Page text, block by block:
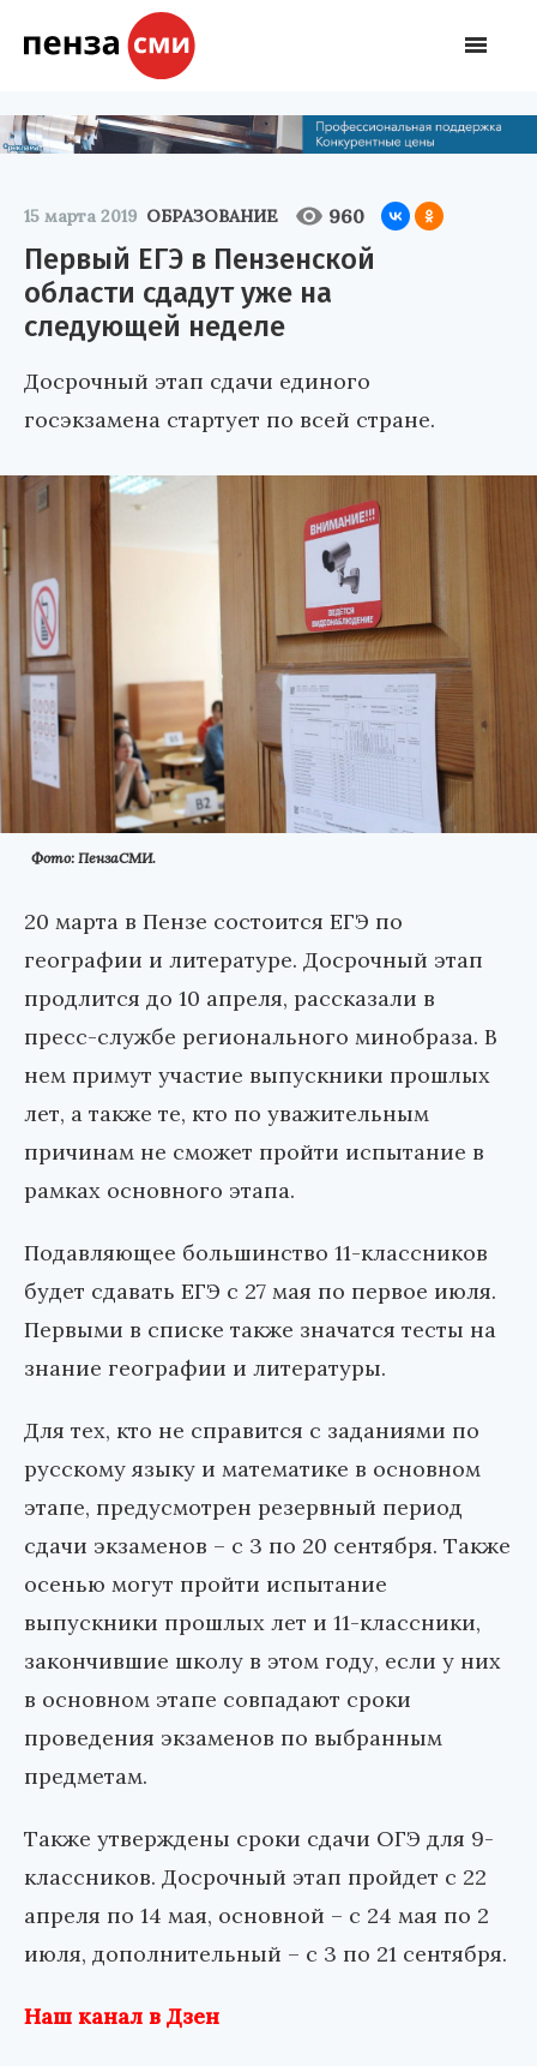
15 марта 2019 ОБРАЗОВАНИЕ 960
Первый ЕГЭ в Пензенской
области сдадут уже на
следующей неделе
Досрочный этап сдачи единого
госэкзамена стартует по всей стране.
Фото: ПензаСМИ.
20 марта в Пензе состоится ЕГЭ по
географии и литературе. Досрочный этап
продлится до 10 апреля, рассказали в
пресс-службе регионального минобраза. В
нем примут участие выпускники прошлых
лет, а также те, кто по уважительным
причинам не сможет пройти испытание в
рамках основного этапа.
Подавляющее большинство 11-классников
будет сдавать ЕГЭ с 27 мая по первое июля.
Первыми в списке также значатся тесты на
знание географии и литературы.
Для тех, кто не справится с заданиями по
русскому языку и математике в основном
этапе, предусмотрен резервный период
сдачи экзаменов – с 3 по 20 сентября. Также
осенью могут пройти испытание
выпускники прошлых лет и 11-классники,
закончившие школу в этом году, если у них
в основном этапе совпадают сроки
проведения экзаменов по выбранным
предметам.
Также утверждены сроки сдачи ОГЭ для 9-
классников. Досрочный этап пройдет с 22
апреля по 14 мая, основной – с 24 мая по 2
июля, дополнительный – с 3 по 21 сентября.
Наш канал в Дзен